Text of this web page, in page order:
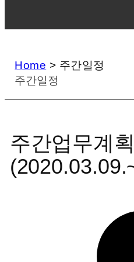
Home > 주간일정
주간일정
주간업무계획